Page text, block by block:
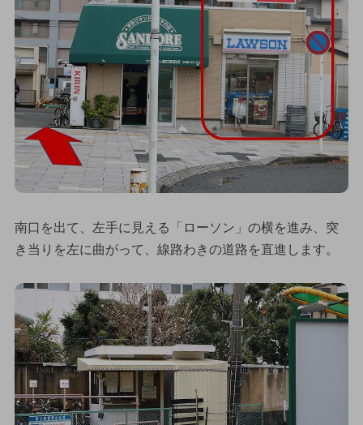
南口を出て、左手に見える「ローソン」の横を進み、突
き当りを左に曲がって、線路わきの道路を直進します。